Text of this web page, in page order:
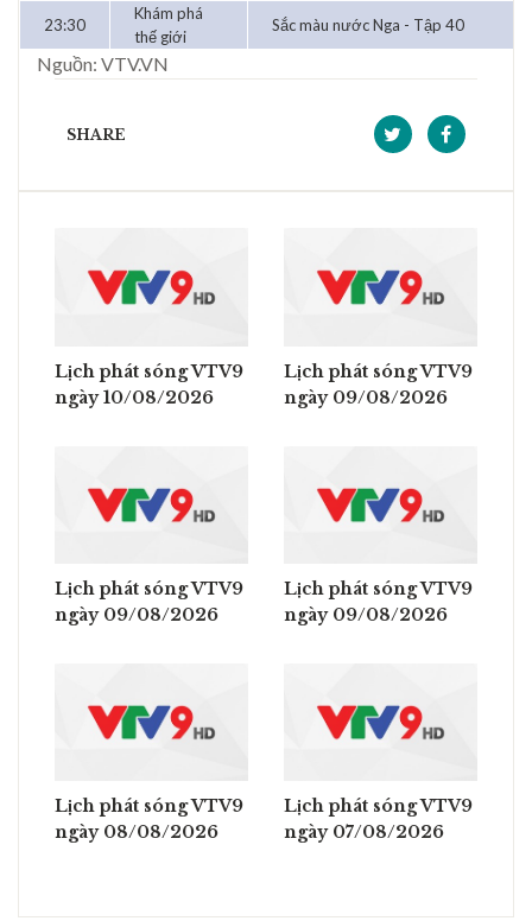
23:30
Khám phá
thế giới
Sắc màu nước Nga - Tập 40
Nguồn: VTV.VN
SHARE
Lịch phát sóng VTV9
ngày 10/08/2026
Lịch phát sóng VTV9
ngày 09/08/2026
Lịch phát sóng VTV9
ngày 09/08/2026
Lịch phát sóng VTV9
ngày 09/08/2026
Lịch phát sóng VTV9
ngày 08/08/2026
Lịch phát sóng VTV9
ngày 07/08/2026